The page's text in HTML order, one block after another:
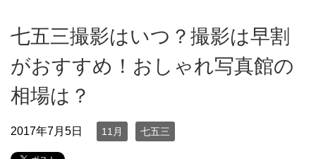
七五三撮影はいつ？撮影は早割
がおすすめ！おしゃれ写真館の
相場は？
2017年7月5日 11月 七五三